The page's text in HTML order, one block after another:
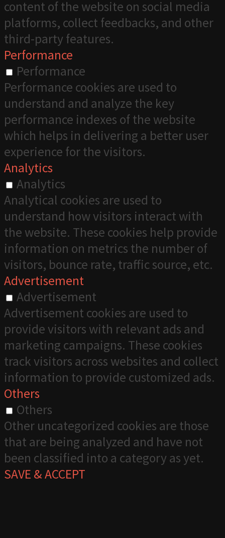
content of the website on social media
platforms, collect feedbacks, and other
third-party features.
Performance
Performance
Performance cookies are used to
understand and analyze the key
performance indexes of the website
which helps in delivering a better user
experience for the visitors.
Analytics
Analytics
Analytical cookies are used to
understand how visitors interact with
the website. These cookies help provide
information on metrics the number of
visitors, bounce rate, traffic source, etc.
Advertisement
Advertisement
Advertisement cookies are used to
provide visitors with relevant ads and
marketing campaigns. These cookies
track visitors across websites and collect
information to provide customized ads.
Others
Others
Other uncategorized cookies are those
that are being analyzed and have not
been classified into a category as yet.
SAVE & ACCEPT